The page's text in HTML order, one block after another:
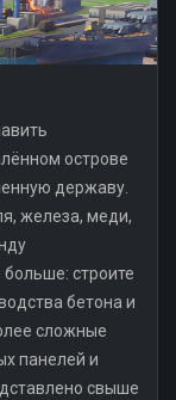
острове
державу.
железа, меди,
строите
бетона и
сложные
панелей и
свыше